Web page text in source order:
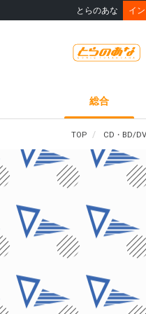
とらのあな イ
総合
TOP CD・BD/